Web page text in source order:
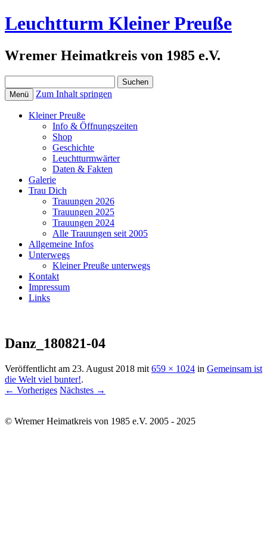
Leuchtturm Kleiner Preuße
Wremer Heimatkreis von 1985 e.V.
nach:
Menü Zum Inhalt springen
Kleiner Preuße
Info & Öffnungszeiten
Shop
Geschichte
Leuchtturmwärter
Daten & Fakten
Galerie
Trau Dich
Trauungen 2026
Trauungen 2025
Trauungen 2024
Alle Trauungen seit 2005
Allgemeine Infos
Unterwegs
Kleiner Preuße unterwegs
Kontakt
Impressum
Links
Danz_180821-04
Veröffentlicht am 23. August 2018 mit 659 × 1024 in Gemeinsam ist
die Welt viel bunter!.
← Vorheriges Nächstes →
© Wremer Heimatkreis von 1985 e.V. 2005 - 2025